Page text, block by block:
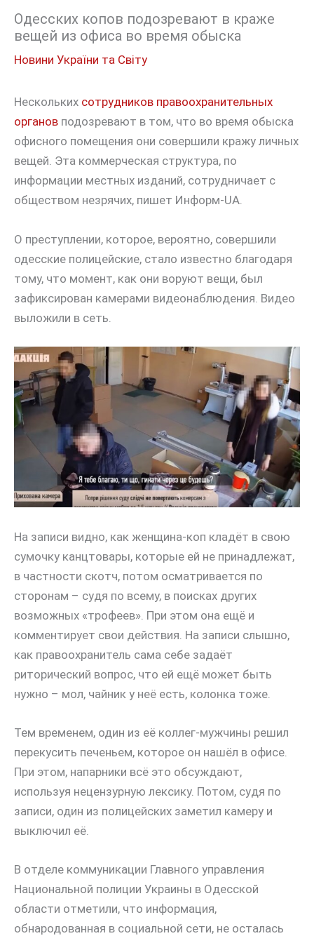
Одесских копов подозревают в краже
вещей из офиса во время обыска
Новини України та Світу
Нескольких сотрудников правоохранительных
органов подозревают в том, что во время обыска
офисного помещения они совершили кражу личных
вещей. Эта коммерческая структура, по
информации местных изданий, сотрудничает с
обществом незрячих, пишет Информ-UA.
О преступлении, которое, вероятно, совершили
одесские полицейские, стало известно благодаря
тому, что момент, как они воруют вещи, был
зафиксирован камерами видеонаблюдения. Видео
выложили в сеть.
На записи видно, как женщина-коп кладёт в свою
сумочку канцтовары, которые ей не принадлежат,
в частности скотч, потом осматривается по
сторонам – судя по всему, в поисках других
возможных «трофеев». При этом она ещё и
комментирует свои действия. На записи слышно,
как правоохранитель сама себе задаёт
риторический вопрос, что ей ещё может быть
нужно – мол, чайник у неё есть, колонка тоже.
Тем временем, один из её коллег-мужчины решил
перекусить печеньем, которое он нашёл в офисе.
При этом, напарники всё это обсуждают,
используя нецензурную лексику. Потом, судя по
записи, один из полицейских заметил камеру и
выключил её.
В отделе коммуникации Главного управления
Национальной полиции Украины в Одесской
области отметили, что информация,
обнародованная в социальной сети, не осталась